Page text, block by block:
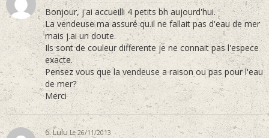
Bonjour, j'ai accueilli 4 petits bh aujourd'hui.
La vendeuse ma assuré qu.il ne fallait pas d'eau de mer
mais j.ai un doute.
Ils sont de couleur differente je ne connait pas l'espece
exacte.
Pensez vous que la vendeuse a raison ou pas pour l'eau
de mer?
Merci
6. LuluLe 26/11/2013